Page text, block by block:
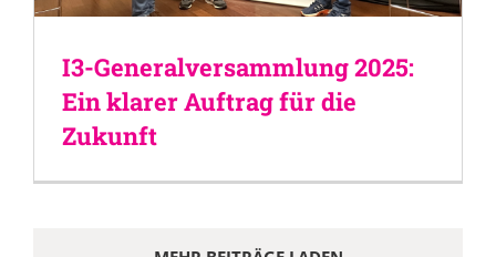
I3-Generalversammlung 2025:
Ein klarer Auftrag für die
Zukunft